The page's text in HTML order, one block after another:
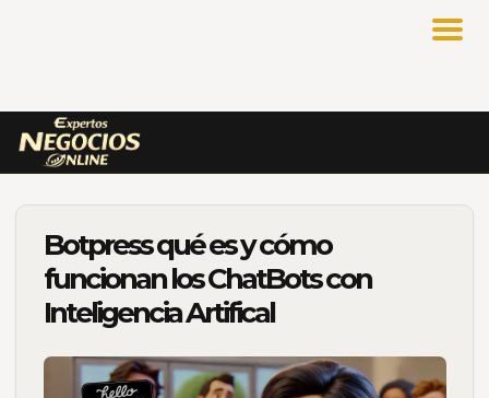
Botpress qué es y cómo
funcionan los ChatBots con
Inteligencia Artifical